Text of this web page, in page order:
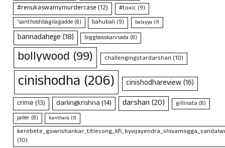
#renukaswamymurdercase(12) #toxic(9)
'santhoshbagilagadde (8) bahubali (9) balayya (7)
bannadahejje(18) biggbosskannada (8)
bollywood (99) challengingstardarshan (10)
cinishodha (206) cinishodhareview(16)
crime(13) darlingkrishna(14) darshan(20) gillinata (8)
jailer (8) kanthara (7)
(10)